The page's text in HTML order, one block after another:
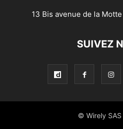
13 Bis avenue de la
SUIVEZ
© Wirely